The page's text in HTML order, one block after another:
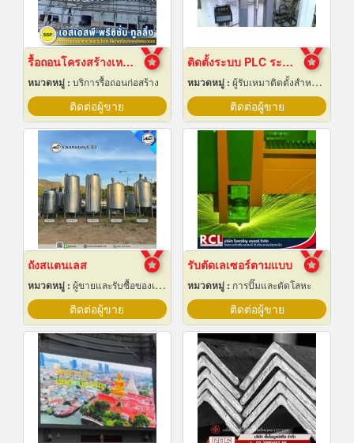
รื้อถอนโครงสร้างเหล็ก สมุทรปราการ
หมวดหมู่ : บริการรื้อถอนก่อสร้าง
ติดต่อผู้ขาย
ติดตั้งระบบ PLC ระยอง
หมวดหมู่ : ผู้รับเหมาติดตั้งสำหรับบ้านและโรงงานไฟฟ้า
ติดต่อผู้ขาย
ถังสแตนเลส
หมวดหมู่ : ผู้ขายและรับซื้อของเก่าและเศษเหล็ก
ติดต่อผู้ขาย
รับตัดเลเซอร์ตามแบบ
หมวดหมู่ : การปั๊มและตัดโลหะ
ติดต่อผู้ขาย